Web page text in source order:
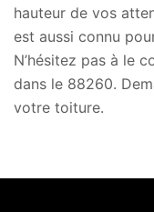
hauteur de vos
est aussi connu
N’hésitez pas à le
dans le 88260.
votre toiture.